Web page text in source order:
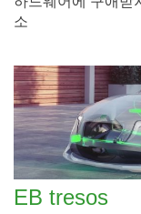
소
EB tresos